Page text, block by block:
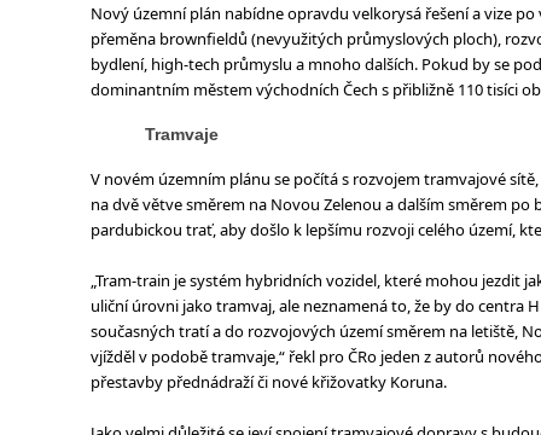
Nový územní plán nabídne opravdu velkorysá řešení a vize
přeměna brownfieldů (nevyužitých průmyslových ploch),
bydlení, high-tech průmyslu a mnoho dalších. Pokud by se
dominantním městem východních Čech s přibližně 110 tisíci
Tramvaje
V novém územním plánu se počítá s rozvojem tramvajové
na dvě větve směrem na Novou Zelenou a dalším směrem
pardubickou trať, aby došlo k lepšímu rozvoji celého území,
„Tram-train je systém hybridních vozidel, které mohou jezdit
uliční úrovni jako tramvaj, ale neznamená to, že by do centra
současných tratí a do rozvojových území směrem na letiště,
vjížděl v podobě tramvaje,“ řekl pro ČRo jeden z autorů
přestavby přednádraží či nové křižovatky Koruna.